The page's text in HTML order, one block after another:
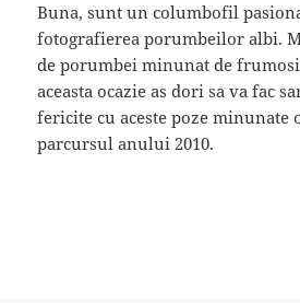
Buna, sunt un columbofil
fotografierea porumbeilor albi.
de porumbei minunat de
aceasta ocazie as dori sa va fac
fericite cu aceste poze minunate
parcursul anului 2010.